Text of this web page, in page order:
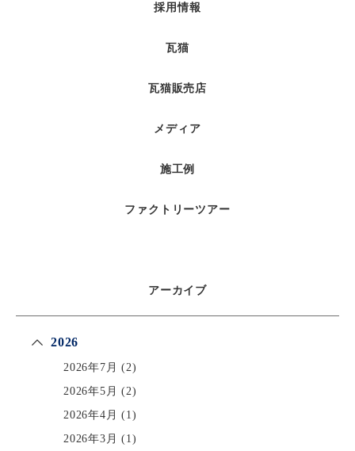
採用情報
瓦猫
瓦猫販売店
メディア
施工例
ファクトリーツアー
アーカイブ
2026
2026年7月 (2)
2026年5月 (2)
2026年4月 (1)
2026年3月 (1)